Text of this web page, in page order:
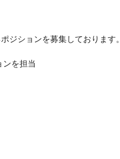
ジションを募集しております
を担当